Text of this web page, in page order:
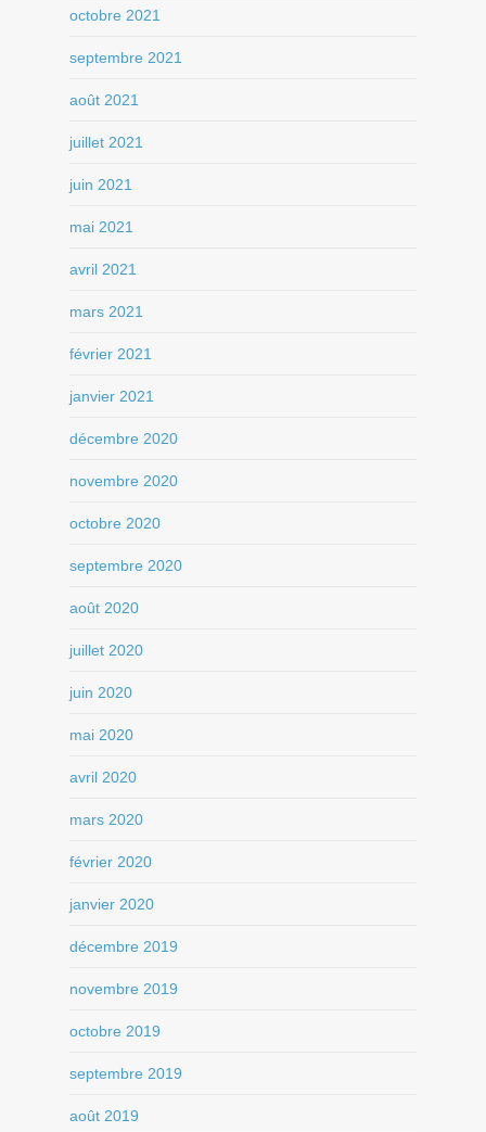
octobre 2021
septembre 2021
août 2021
juillet 2021
juin 2021
mai 2021
avril 2021
mars 2021
février 2021
janvier 2021
décembre 2020
novembre 2020
octobre 2020
septembre 2020
août 2020
juillet 2020
juin 2020
mai 2020
avril 2020
mars 2020
février 2020
janvier 2020
décembre 2019
novembre 2019
octobre 2019
septembre 2019
août 2019